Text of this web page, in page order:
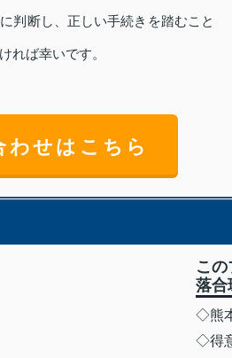
判断し、正しい手続きを踏むこと
れば幸いです。
わせはこちら
こ
落合
◇熊
◇得